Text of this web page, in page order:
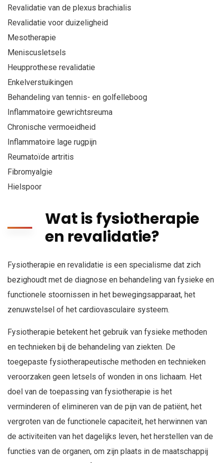
Revalidatie van de plexus brachialis
Revalidatie voor duizeligheid
Mesotherapie
Meniscusletsels
Heupprothese revalidatie
Enkelverstuikingen
Behandeling van tennis- en golfelleboog
Inflammatoire gewrichtsreuma
Chronische vermoeidheid
Inflammatoire lage rugpijn
Reumatoïde artritis
Fibromyalgie
Hielspoor
Wat is fysiotherapie
en revalidatie?
Fysiotherapie en revalidatie is een specialisme dat zich
bezighoudt met de diagnose en behandeling van fysieke en
functionele stoornissen in het bewegingsapparaat, het
zenuwstelsel of het cardiovasculaire systeem.
Fysiotherapie betekent het gebruik van fysieke methoden
en technieken bij de behandeling van ziekten. De
toegepaste fysiotherapeutische methoden en technieken
veroorzaken geen letsels of wonden in ons lichaam. Het
doel van de toepassing van fysiotherapie is het
verminderen of elimineren van de pijn van de patiënt, het
vergroten van de functionele capaciteit, het herwinnen van
de activiteiten van het dagelijks leven, het herstellen van de
functies van de organen, om zijn plaats in de maatschappij